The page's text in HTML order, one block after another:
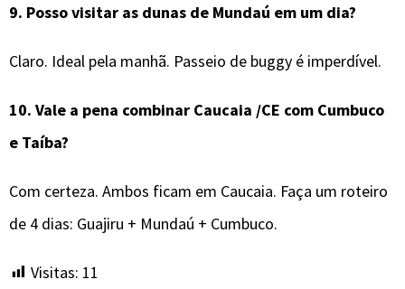
9. Posso visitar as dunas de Mundaú em um dia?
Claro. Ideal pela manhã. Passeio de buggy é imperdível.
10. Vale a pena combinar Caucaia /CE com Cumbuco
e Taíba?
Com certeza. Ambos ficam em Caucaia. Faça um roteiro
de 4 dias: Guajiru + Mundaú + Cumbuco.
Visitas: 11